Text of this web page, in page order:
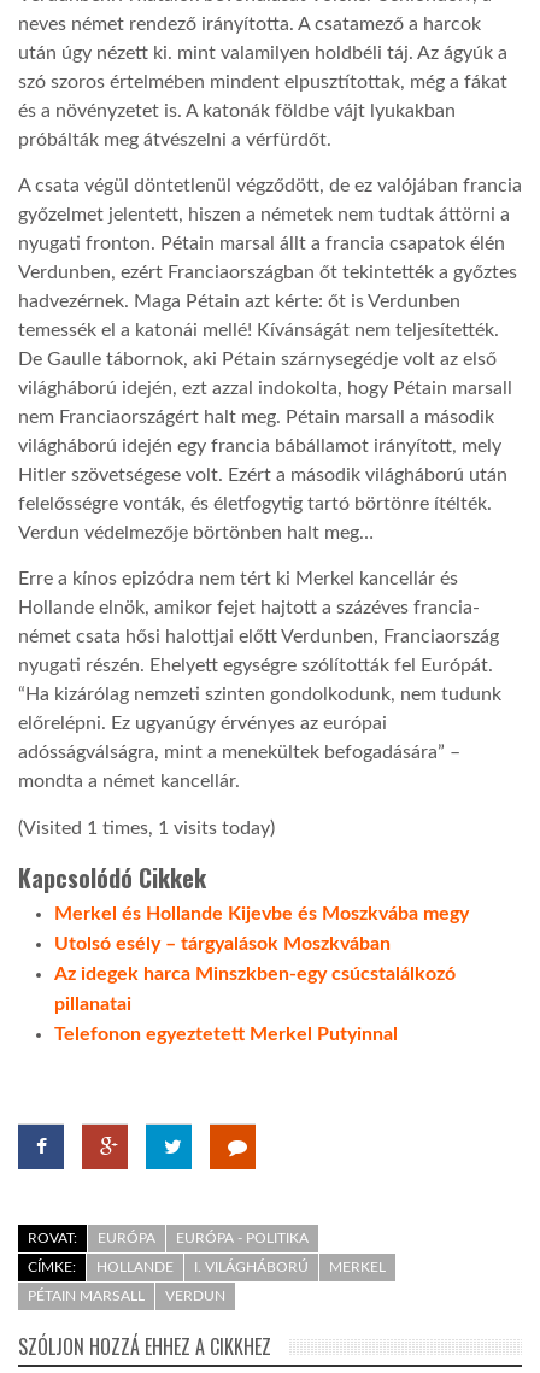
neves német rendező irányította. A csatamező a harcok
után úgy nézett ki. mint valamilyen holdbéli táj. Az ágyúk a
szó szoros értelmében mindent elpusztítottak, még a fákat
és a növényzetet is. A katonák földbe vájt lyukakban
próbálták meg átvészelni a vérfürdőt.
A csata végül döntetlenül végződött, de ez valójában francia
győzelmet jelentett, hiszen a németek nem tudtak áttörni a
nyugati fronton. Pétain marsal állt a francia csapatok élén
Verdunben, ezért Franciaországban őt tekintették a győztes
hadvezérnek. Maga Pétain azt kérte: őt is Verdunben
temessék el a katonái mellé! Kívánságát nem teljesítették.
De Gaulle tábornok, aki Pétain szárnysegédje volt az első
világháború idején, ezt azzal indokolta, hogy Pétain marsall
nem Franciaországért halt meg. Pétain marsall a második
világháború idején egy francia bábállamot irányított, mely
Hitler szövetségese volt. Ezért a második világháború után
felelősségre vonták, és életfogytig tartó börtönre ítélték.
Verdun védelmezője börtönben halt meg…
Erre a kínos epizódra nem tért ki Merkel kancellár és
Hollande elnök, amikor fejet hajtott a százéves francia-
német csata hősi halottjai előtt Verdunben, Franciaország
nyugati részén. Ehelyett egységre szólították fel Európát.
“Ha kizárólag nemzeti szinten gondolkodunk, nem tudunk
előrelépni. Ez ugyanúgy érvényes az európai
adósságválságra, mint a menekültek befogadására” –
mondta a német kancellár.
(Visited 1 times, 1 visits today)
Kapcsolódó Cikkek
Merkel és Hollande Kijevbe és Moszkvába megy
Utolsó esély – tárgyalások Moszkvában
Az idegek harca Minszkben-egy csúcstalálkozó
pillanatai
Telefonon egyeztetett Merkel Putyinnal
ROVAT: EURÓPA
EURÓPA - POLITIKA
CÍMKE:
HOLLANDE I. VILÁGHÁBORÚ
MERKEL
PÉTAIN MARSALL
VERDUN
SZÓLJON HOZZÁ EHHEZ A CIKKHEZ